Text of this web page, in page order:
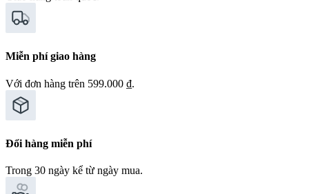
Miễn phí giao hàng
Với đơn hàng trên 599.000 ₫.
Đổi hàng miễn phí
Trong 30 ngày kể từ ngày mua.